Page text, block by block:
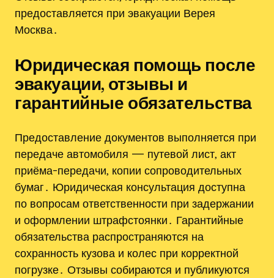
предоставляется при эвакуации Верея
Москва․
Юридическая помощь после
эвакуации‚ отзывы и
гарантийные обязательства
Предоставление документов выполняется при
передаче автомобиля — путевой лист‚ акт
приёма-передачи‚ копии сопроводительных
бумаг․ Юридическая консультация доступна
по вопросам ответственности при задержании
и оформлении штрафстоянки․ Гарантийные
обязательства распространяются на
сохранность кузова и колес при корректной
погрузке․ Отзывы собираются и публикуются